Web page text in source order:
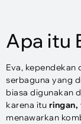
Apa itu
Eva, kependekan
serbaguna yang
biasa digunakan
karena itu ringan,
menawarkan